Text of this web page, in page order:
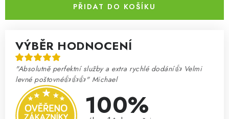
PŘIDAT DO KOŠÍKU
VÝBĚR HODNOCENÍ
"Absolutně perfektní služby a extra rychlé dodání👍 Velmi
levné poštovné👍👍👍" Michael
100%